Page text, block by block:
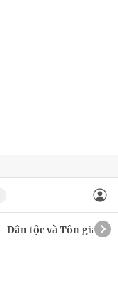
Dân tộc và Tôn giáo